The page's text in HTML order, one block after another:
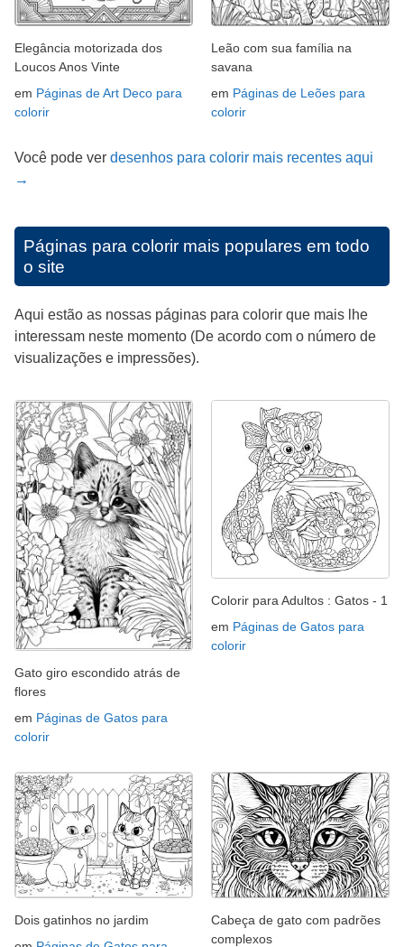
Elegância motorizada dos
Loucos Anos Vinte
em Páginas de Art Deco para
colorir
Leão com sua família na
savana
em Páginas de Leões para
colorir
Você pode ver desenhos para colorir mais recentes aqui
→
Páginas para colorir mais populares em todo
o site
Aqui estão as nossas páginas para colorir que mais lhe
interessam neste momento (De acordo com o número de
visualizações e impressões).
Gato giro escondido atrás de
flores
em Páginas de Gatos para
colorir
Colorir para Adultos : Gatos - 1
em Páginas de Gatos para
colorir
Dois gatinhos no jardim
Cabeça de gato com padrões
complexos